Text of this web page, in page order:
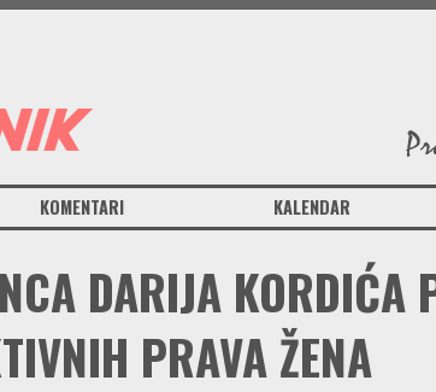
KOMENTARI KALENDAR
DARIJA KORDIĆA
PRAVA ŽENA